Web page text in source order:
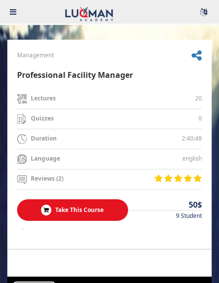
Management
Professional Facility Manager
Lectures 20
Quizzes 0
Duration 2:40:48
Language english
Reviews (2)
Take This Course 50$
9 Student
.